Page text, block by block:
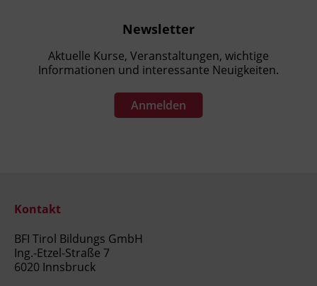
Newsletter
Aktuelle Kurse, Veranstaltungen, wichtige
Informationen und interessante Neuigkeiten.
Anmelden
Kontakt
BFI Tirol Bildungs GmbH
Ing.-Etzel-Straße 7
6020 Innsbruck